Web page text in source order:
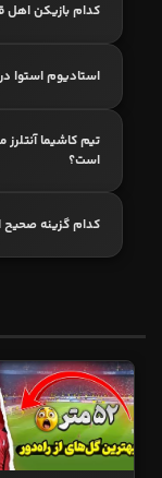
کدام بازیکن اهل
استادیوم استوا
تیم کاشیما
است؟
کدام گزینه